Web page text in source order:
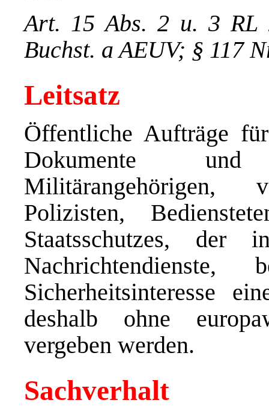
Art. 15 Abs. 2 u. 3 RL
Buchst. a AEUV; § 117
Leitsatz
Öffentliche Aufträge
Dokumente
Militärangehörigen,
Polizisten,
Staatsschutzes, der
Nachrichtendienste,
Sicherheitsinteresse
deshalb ohne
vergeben werden.
Sachverhalt